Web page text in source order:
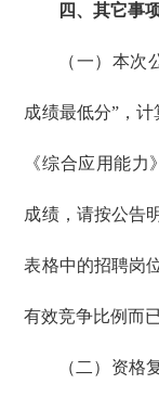
四、其它事
（一）本
成绩最低分”，
《综合应用能
成绩，请按公告
表格中的招聘岗
有效竞争比例而
（二）资格